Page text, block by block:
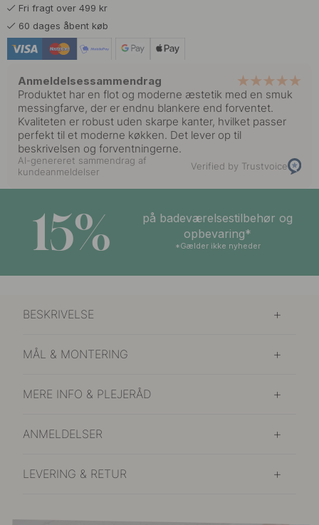
Rustfrit Stål Finish
Salviegrøn
Stormblå 55 kr
På lager
Fri fragt over 499 kr
60 dages åbent køb
Anmeldelsessammendrag
Produktet har en flot og moderne æstetik med en smuk
messingfarve, der er endnu blankere end forventet.
Kvaliteten er robust uden skarpe kanter, hvilket passer
perfekt til et moderne køkken. Det lever op til
beskrivelsen og forventningerne.
AI-genereret sammendrag af
kundeanmeldelser
Verified by Trustvoice
15%
på badeværelsestilbehør og
opbevaring*
*Gælder ikke nyheder
BESKRIVELSE
MÅL & MONTERING
MERE INFO & PLEJERÅD
ANMELDELSER
LEVERING & RETUR